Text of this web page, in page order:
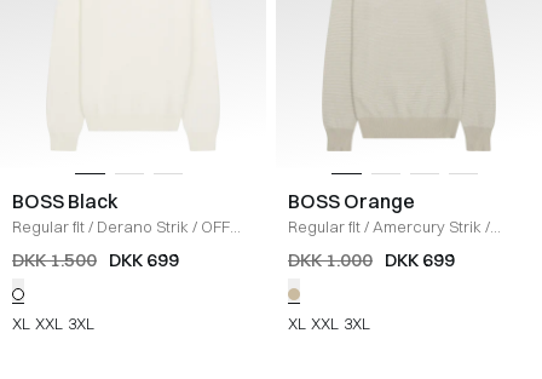
BOSS Black
Regular fit/ Derano Strik / OFF
WHITE
DKK 1.500 DKK 699
XL XXL 3XL
BOSS Orange
Regular fit/ Amercury Strik /
BEIGE
DKK 1.000 DKK 699
XL XXL 3XL